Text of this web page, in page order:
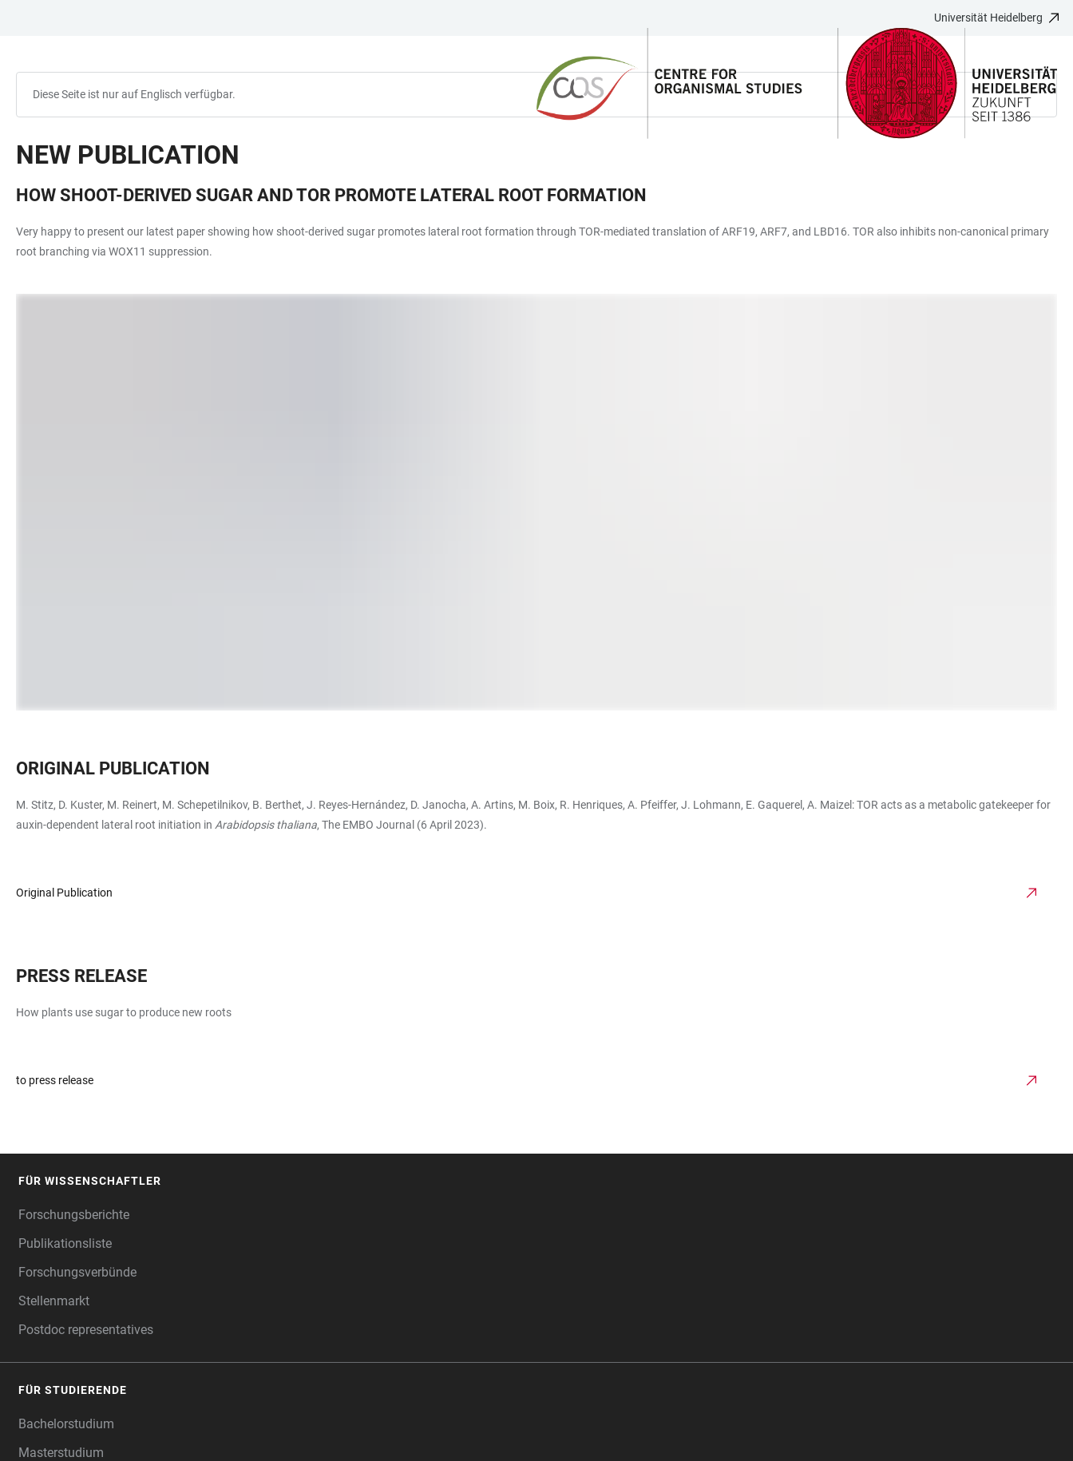
Universität Heidelberg
Diese Seite ist nur auf Englisch verfügbar.
NEW PUBLICATION
HOW SHOOT-DERIVED SUGAR AND TOR PROMOTE LATERAL ROOT FORMATION
Very happy to present our latest paper showing how shoot-derived sugar promotes lateral root formation through TOR-mediated translation of ARF19, ARF7, and LBD16. TOR also inhibits non-canonical primary
root branching via WOX11 suppression.
ORIGINAL PUBLICATION
M. Stitz, D. Kuster, M. Reinert, M. Schepetilnikov, B. Berthet, J. Reyes-Hernández, D. Janocha, A. Artins, M. Boix, R. Henriques, A. Pfeiffer, J. Lohmann, E. Gaquerel, A. Maizel: TOR acts as a metabolic gatekeeper for
auxin-dependent lateral root initiation in Arabidopsis thaliana, The EMBO Journal (6 April 2023).
Original Publication
PRESS RELEASE
How plants use sugar to produce new roots
to press release
FÜR WISSENSCHAFTLER
Forschungsberichte
Publikationsliste
Forschungsverbünde
Stellenmarkt
Postdoc representatives
FÜR STUDIERENDE
Bachelorstudium
Masterstudium